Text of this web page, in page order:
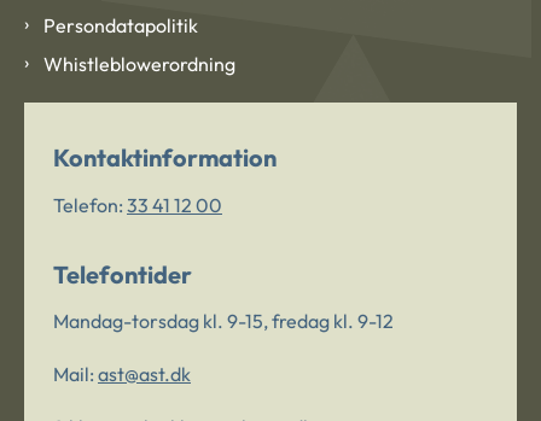
Persondatapolitik
Whistleblowerordning
Kontaktinformation
Telefon: 33 41 12 00
Telefontider
Mandag-torsdag kl. 9-15, fredag kl. 9-12
Mail: ast@ast.dk